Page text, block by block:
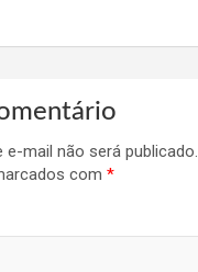
e-mail não será publicado.
com *